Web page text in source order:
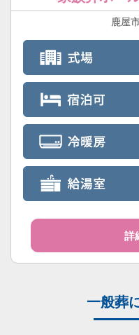
鹿屋
詳
一般葬